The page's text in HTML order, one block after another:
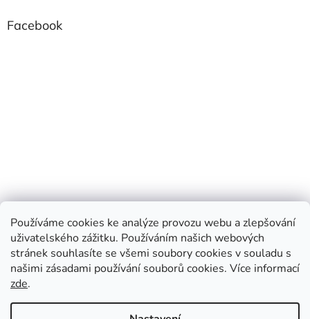
Používáme cookies ke analýze provozu webu a zlepšování
uživatelského zážitku. Používáním našich webových
stránek souhlasíte se všemi soubory cookies v souladu s
našimi zásadami používání souborů cookies. Více informací
zde.
Facebook